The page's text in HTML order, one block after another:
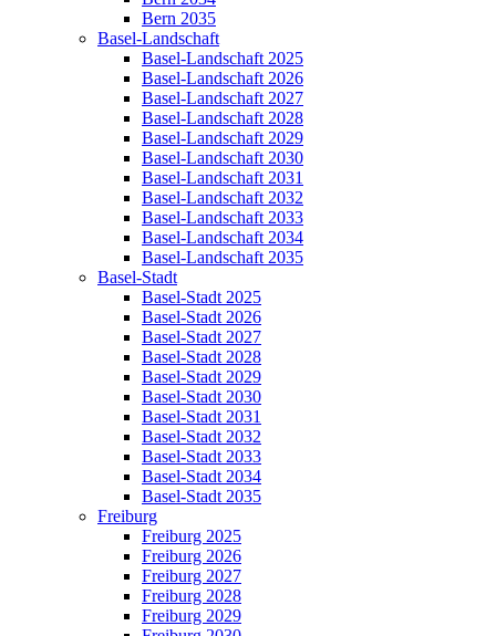
Bern 2035
Basel-Landschaft
Basel-Landschaft 2025
Basel-Landschaft 2026
Basel-Landschaft 2027
Basel-Landschaft 2028
Basel-Landschaft 2029
Basel-Landschaft 2030
Basel-Landschaft 2031
Basel-Landschaft 2032
Basel-Landschaft 2033
Basel-Landschaft 2034
Basel-Landschaft 2035
Basel-Stadt
Basel-Stadt 2025
Basel-Stadt 2026
Basel-Stadt 2027
Basel-Stadt 2028
Basel-Stadt 2029
Basel-Stadt 2030
Basel-Stadt 2031
Basel-Stadt 2032
Basel-Stadt 2033
Basel-Stadt 2034
Basel-Stadt 2035
Freiburg
Freiburg 2025
Freiburg 2026
Freiburg 2027
Freiburg 2028
Freiburg 2029